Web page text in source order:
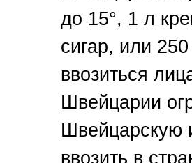
до 15°, 1 л
сигар, или
ввозиться
Швейцарии
Швейцарскую
ввозить в